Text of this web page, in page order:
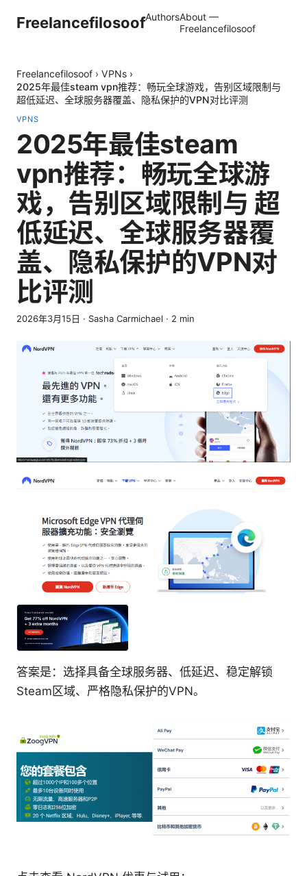
FreelancefilosoofAuthorsAbout —
Freelancefilosoof
Freelancefilosoof › VPNs ›
2025年最佳steam vpn推荐：畅玩全球游戏，告别区域限制与
超低延迟、全球服务器覆盖、隐私保护的VPN对比评测
VPNS
2025年最佳steam
vpn推荐：畅玩全球游
戏，告别区域限制与 超
低延迟、全球服务器覆
盖、隐私保护的VPN对
比评测
2026年3月15日 · Sasha Carmichael · 2 min
答案是：选择具备全球服务器、低延迟、稳定解锁
Steam区域、严格隐私保护的VPN。